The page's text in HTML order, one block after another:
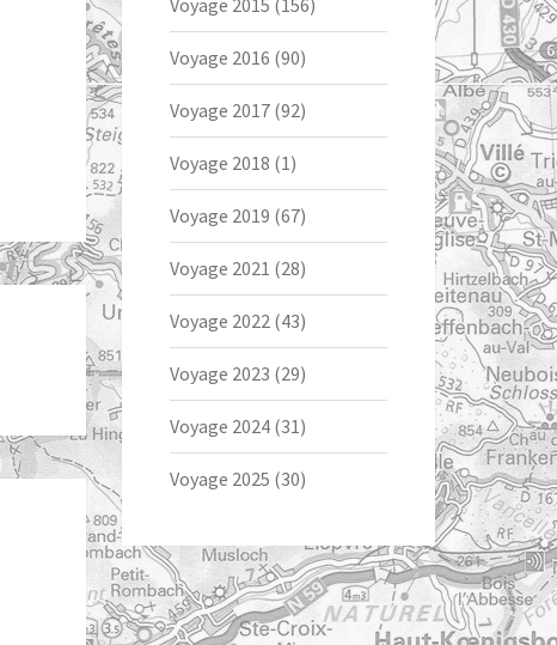
Voyage 2015 (156)
Voyage 2016 (90)
Voyage 2017(92)
Voyage 2018 (1)
Voyage 2019 (67)
Voyage 2021 (28)
Voyage 2022(43)
Voyage 2023 (29)
Voyage 2024(31)
Voyage 2025 (30)